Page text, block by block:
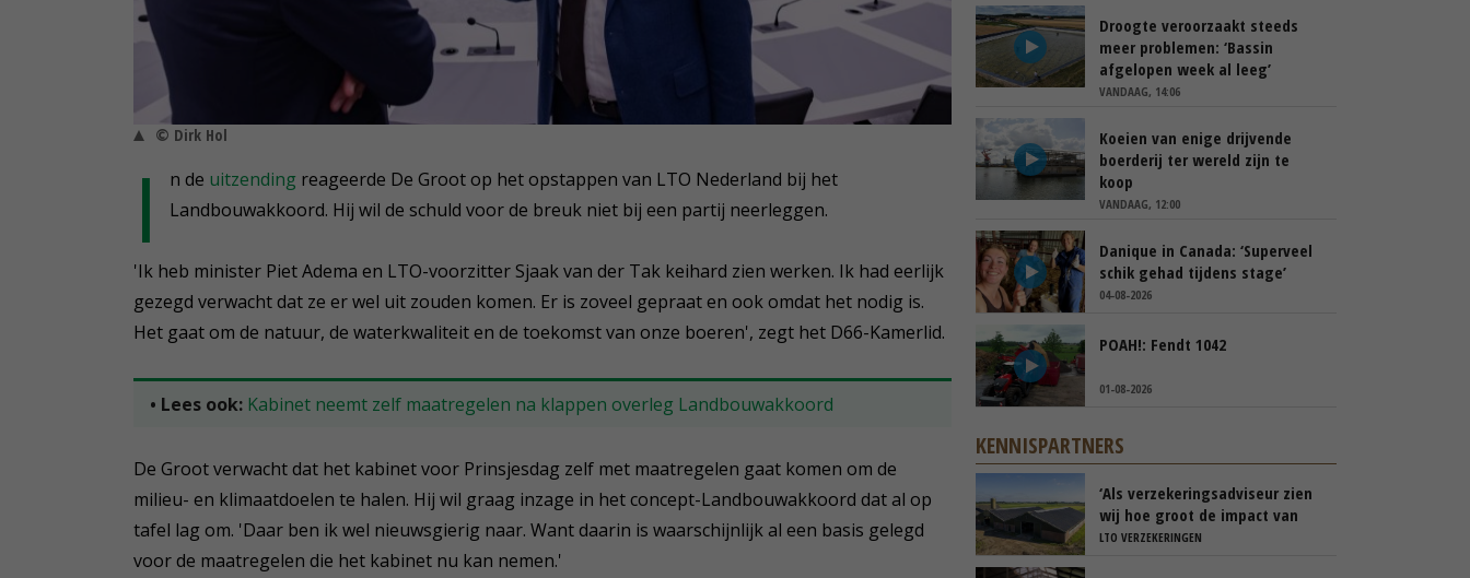
© Dirk Hol
I n de uitzending reageerde De Groot op het opstappen van LTO Nederland bij het
Landbouwakkoord. Hij wil de schuld voor de breuk niet bij een partij neerleggen.
'Ik heb minister Piet Adema en LTO-voorzitter Sjaak van der Tak keihard zien werken. Ik had eerlijk
gezegd verwacht dat ze er wel uit zouden komen. Er is zoveel gepraat en ook omdat het nodig is.
Het gaat om de natuur, de waterkwaliteit en de toekomst van onze boeren', zegt het D66-Kamerlid.
• Lees ook: Kabinet neemt zelf maatregelen na klappen overleg Landbouwakkoord
De Groot verwacht dat het kabinet voor Prinsjesdag zelf met maatregelen gaat komen om de
milieu- en klimaatdoelen te halen. Hij wil graag inzage in het concept-Landbouwakkoord dat al op
tafel lag om. 'Daar ben ik wel nieuwsgierig naar. Want daarin is waarschijnlijk al een basis gelegd
voor de maatregelen die het kabinet nu kan nemen.'
Droogte veroorzaakt steeds
meer problemen: ‘Bassin
afgelopen week al leeg’
VANDAAG, 14:06
Koeien van enige drijvende
boerderij ter wereld zijn te
koop
VANDAAG, 12:00
Danique in Canada: ‘Superveel
schik gehad tijdens stage’
04-08-2026
POAH!: Fendt 1042
01-08-2026
KENNISPARTNERS
‘Als verzekeringsadviseur zien
wij hoe groot de impact van
een stalbrand kan zijn’
LTO VERZEKERINGEN